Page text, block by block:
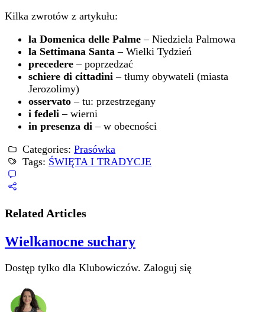
Kilka zwrotów z artykułu:
la Domenica delle Palme – Niedziela Palmowa
la Settimana Santa – Wielki Tydzień
precedere – poprzedzać
schiere di cittadini – tłumy obywateli (miasta
Jerozolimy)
osservato – tu: przestrzegany
i fedeli – wierni
in presenza di – w obecności
Categories:Prasówka
Tags: ŚWIĘTA I TRADYCJE
Related Articles
Wielkanocne suchary
Dostęp tylko dla Klubowiczów. Zaloguj się